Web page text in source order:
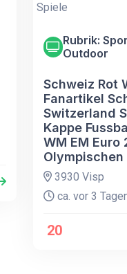
Rubrik:
Outdoor
Schweiz Rot
Fanartikel
Switzerland
Kappe
WM EM Euro
Olympischen
3930 Visp
ca. vor 3
20